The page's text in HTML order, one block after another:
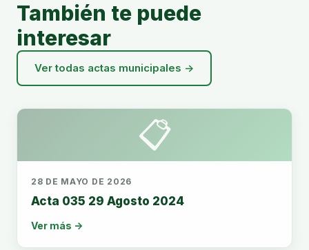
También te puede
interesar
Ver todas actas municipales →
📋
28 DE MAYO DE 2026
Acta 035 29 Agosto 2024
Ver más →